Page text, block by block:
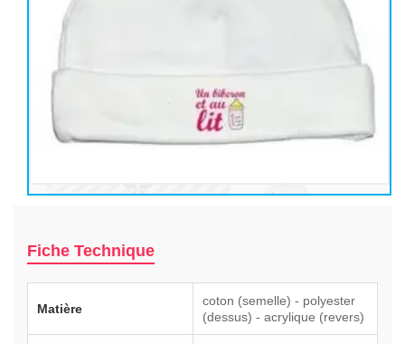
Fiche Technique
Matière
coton (semelle) - polyester
(dessus) - acrylique (revers)